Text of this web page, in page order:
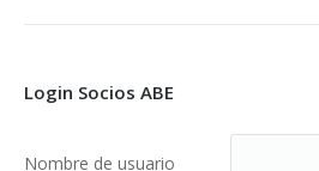
Login Socios ABE
Nombre de usuario